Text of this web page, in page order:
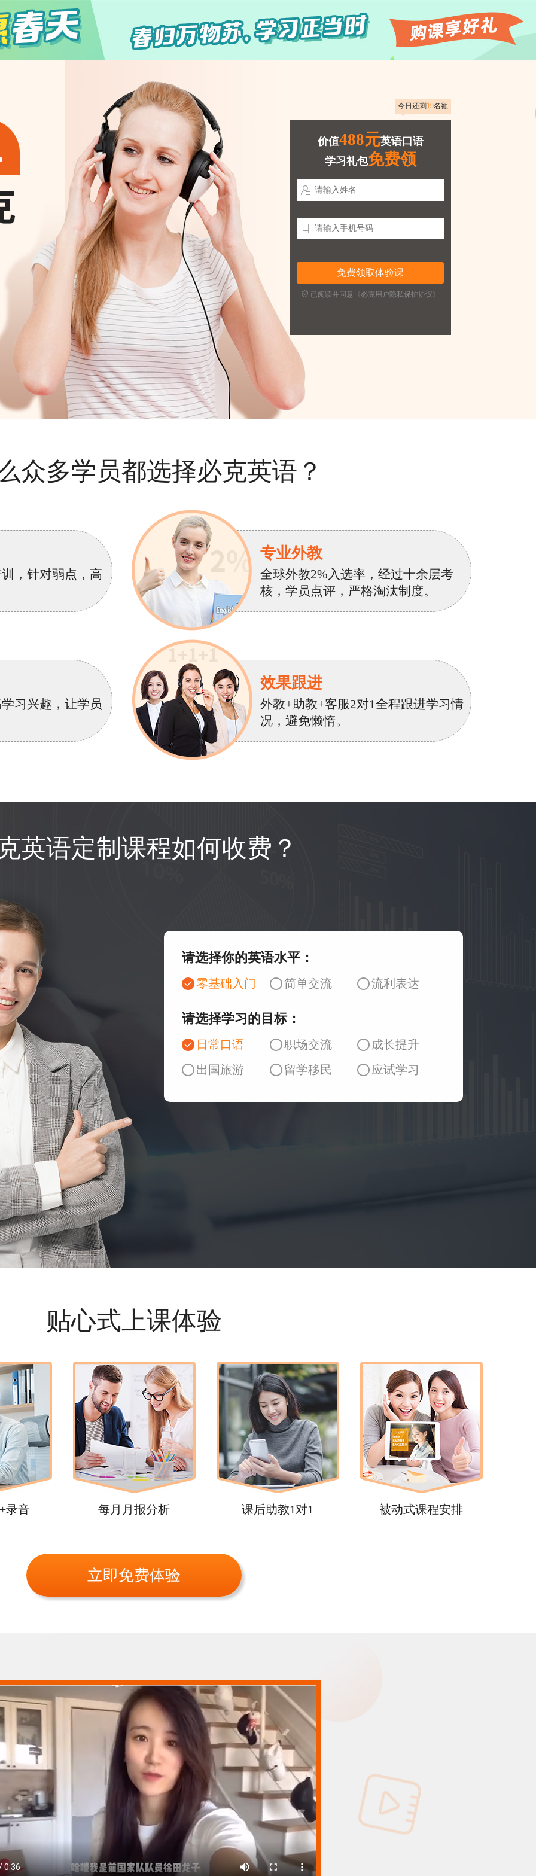
今日还剩 19名额
价值488元英语口语
学习礼包免费领


 已阅读并同意《必克用户隐私保护协议》
众多学员都选择必克英语？
，针对弱点，高
专业外教
全球外教2%入选率，经过十余层考
核，学员点评，严格淘汰制度。
习兴趣，让学员
效果跟进
外教+助教+客服2对1全程跟进学习情
况，避免懒惰。
英语定制课程如何收费？
请选择你的英语水平：
零基础入门 简单交流 流利表达
请选择学习的目标：
日常口语 职场交流
成长提升
出国旅游
留学移民 应试学习
贴心式上课体验
录音 每月月报分析 课后助教1对1 被动式课程安排
立即免费体验